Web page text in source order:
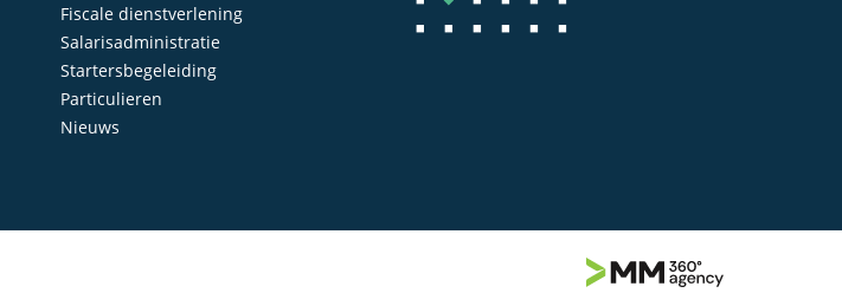
Fiscale dienstverlening
Salarisadministratie
Startersbegeleiding
Particulieren
Nieuws